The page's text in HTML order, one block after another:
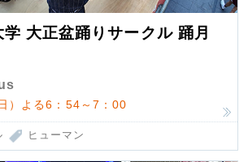
大正盆踊りサークル 踊月
）よる6：54～7：00
ヒューマン